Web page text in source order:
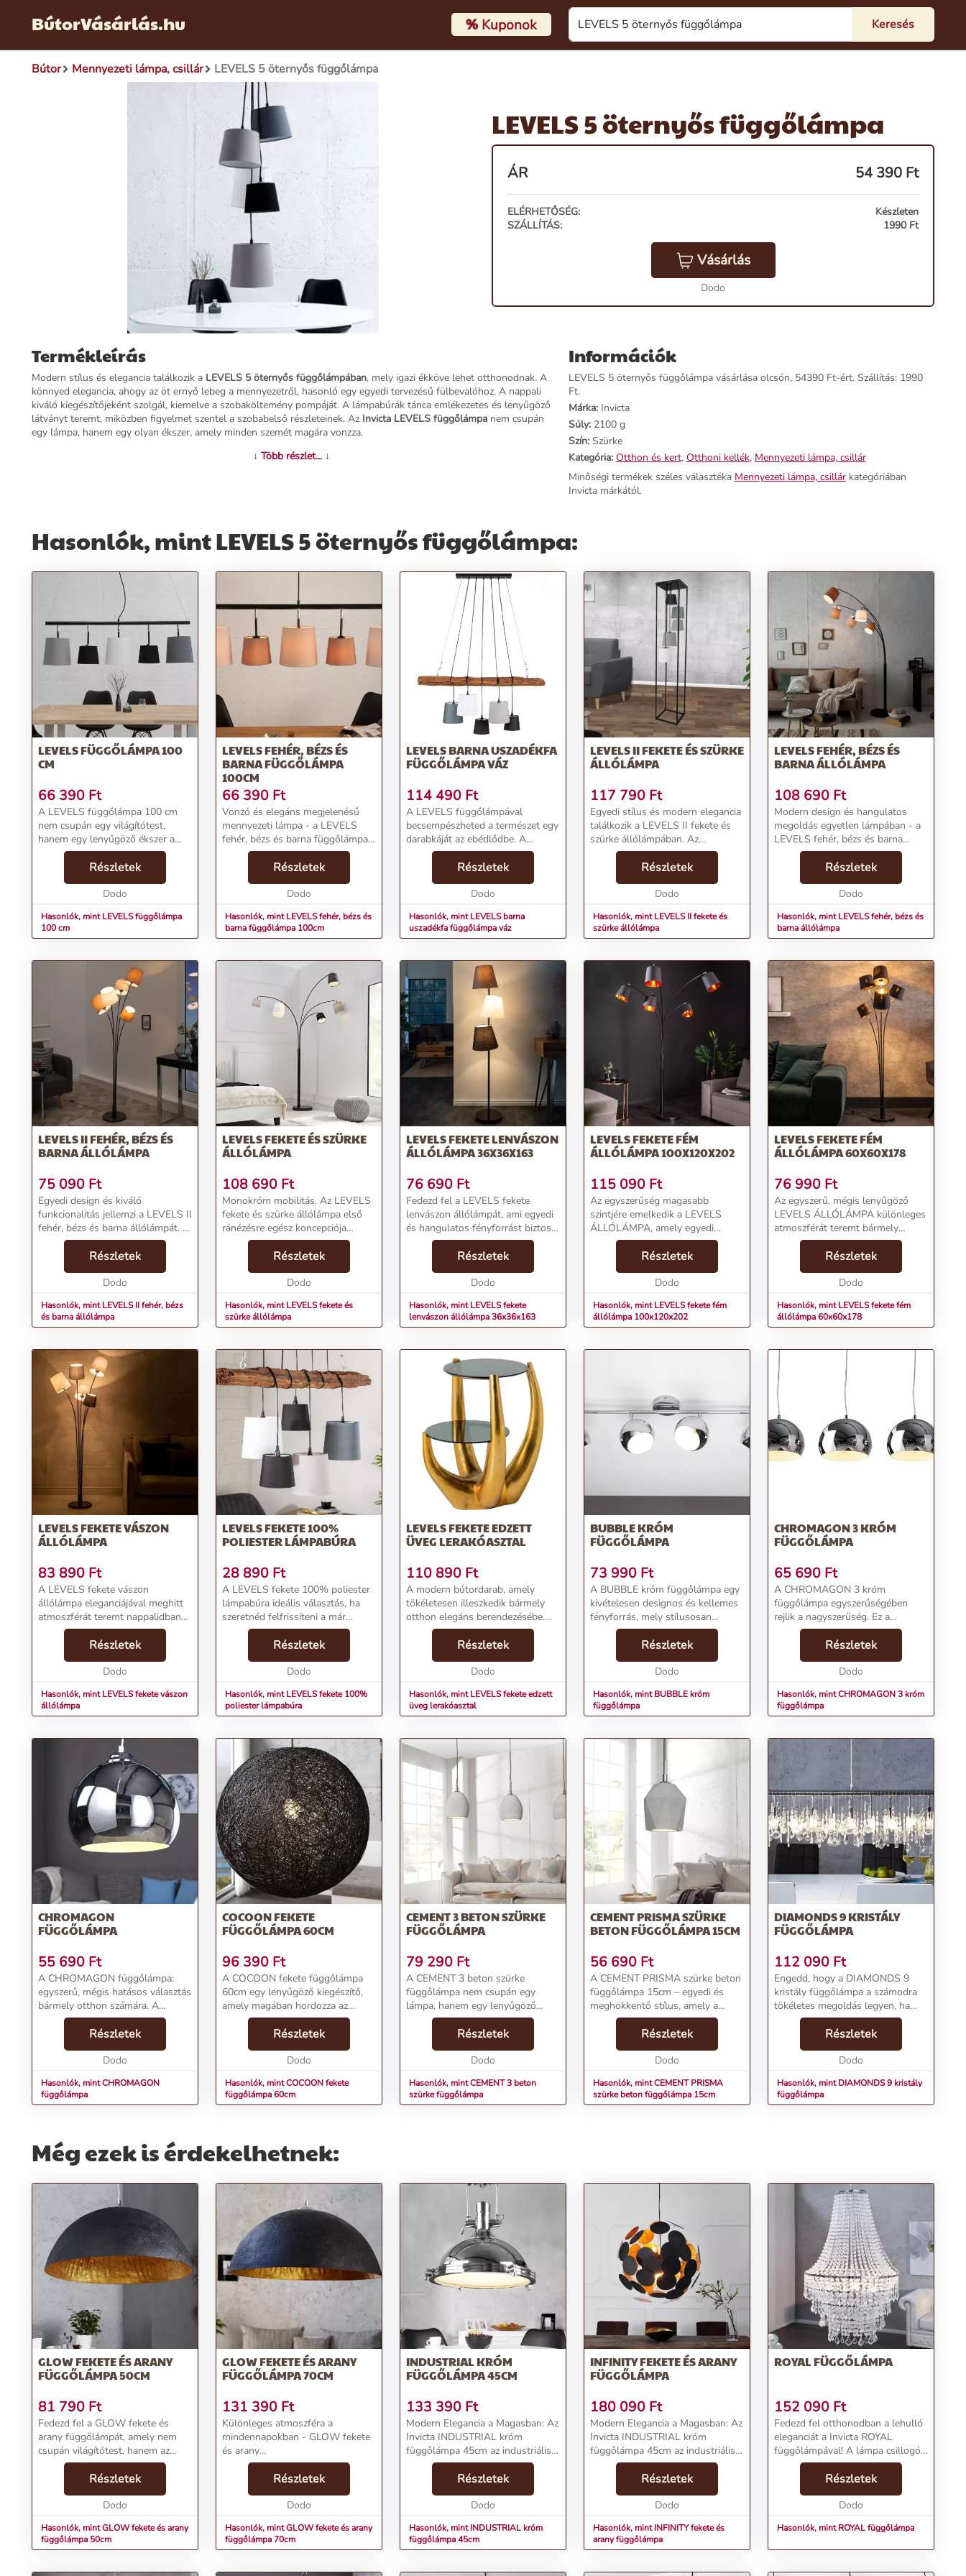
BútorVásárlás.hu %Kuponok
Bútor Mennyezeti lámpa, csillár LEVELS 5 öternyős függőlámpa
LEVELS 5 öternyős függőlámpa
ÁR 54 390 Ft
ELÉRHETŐSÉG:
Készleten
SZÁLLÍTÁS:
1990 Ft
Vásárlás
Dodo
Termékleírás
Modern stílus és elegancia találkozik a LEVELS 5 öternyős függőlámpában, mely igazi ékköve lehet otthonodnak. A
könnyed elegancia, ahogy az öt ernyő lebeg a mennyezetről, hasonló egy egyedi tervezésű fülbevalóhoz. A nappali
kiváló kiegészítőjeként szolgál, kiemelve a szobaköltemény pompáját. A lámpabúrák tánca emlékezetes és lenyűgöző
látványt teremt, miközben figyelmet szentel a szobabelső részleteinek. Az Invicta LEVELS függőlámpa nem csupán
egy lámpa, hanem egy olyan ékszer, amely minden szemét magára vonzza.
Kategória: Mennyezeti lámpa, csillár
Tömeg:2100 g
Szállítási díj:
1990 Ft
Könnyed Elegancia: A függőlámpa öt könnyű ernyője stílusosan lebeg a mennyezeten.
Látványos Megjelenés:
A lámpabúrák tánca emlékezetes vizuális élményt nyújt.
Egyedi Design:Az Invicta LEVELS függőlámpa egyedi tervezésű, otthonodat különlegessé teszi.
Rendeld meg most, és teremts lenyűgöző atmoszférát otthonodban a LEVELS függőlámpával!
További információk>>
↓ Több részlet... ↓
Információk
LEVELS 5 öternyős függőlámpa vásárlása olcsón, 54390 Ft-ért. Szállítás: 1990
Ft.
Márka:Invicta
Súly:2100 g
Szín:Szürke
Kategória: Otthon és kert, Otthoni kellék, Mennyezeti lámpa, csillár
Minőségi termékek széles választéka Mennyezeti lámpa, csillárkategóriában
Invicta márkától.
Hasonlók, mint LEVELS 5 öternyős függőlámpa:
LEVELS FÜGGŐLÁMPA 100
CM
66 390 Ft
A LEVELS függőlámpa 100 cm
nem csupán egy világítótest,
hanem egy lenyűgöző ékszer a
lakásod számára. Könnyed
eleganciájával és egyedi
tervezésével olyan, mintha egy
egyedi fülbevalót lógatnál a
Részletek
Dodo
Hasonlók, mint LEVELS függőlámpa
100 cm
LEVELS FEHÉR, BÉZS ÉS
BARNA FÜGGŐLÁMPA
100CM
66 390 Ft
Vonzó és elegáns megjelenésű
mennyezeti lámpa - a LEVELS
fehér, bézs és barna függőlámpa
100cm!Termékjellemzők:Név:
LEVELS fehér, bézs és barna
függőlámpa 100cmÁr: 56790
FtMárka: InvictaKategória: Men...
Részletek
Dodo
Hasonlók, mint LEVELS fehér, bézs és
barna függőlámpa 100cm
LEVELS BARNA USZADÉKFA
FÜGGŐLÁMPA VÁZ
114 490 Ft
A LEVELS függőlámpával
becsempészheted a természet egy
darabkáját az ebédlődbe. A
lámpatest meleg, barna árnyalatú
uszadékfából készült, mely
természetes módon minden
darabnál más és más.Kialakítása
Részletek
Dodo
Hasonlók, mint LEVELS barna
uszadékfa függőlámpa váz
LEVELS II FEKETE ÉS SZÜRKE
ÁLLÓLÁMPA
117 790 Ft
Egyedi stílus és modern elegancia
találkozik a LEVELS II fekete és
szürke állólámpában. Az
otthonodba hozza a kifinomult
kompozíció érzetét, amely
tökéletes választás a nappalitól a
hálószobáig. Az ip...
Részletek
Dodo
Hasonlók, mint LEVELS II fekete és
szürke állólámpa
LEVELS FEHÉR, BÉZS ÉS
BARNA ÁLLÓLÁMPA
108 690 Ft
Modern design és hangulatos
megoldás egyetlen lámpában - a
LEVELS fehér, bézs és barna
állólámpa!Termékjellemzők:Név:
LEVELS fehér, bézs és barna
állólámpaÁr: 93090 FtMárka:
InvictaKategória: Állólámp...
Részletek
Dodo
Hasonlók, mint LEVELS fehér, bézs és
barna állólámpa
LEVELS II FEHÉR, BÉZS ÉS
BARNA ÁLLÓLÁMPA
75 090 Ft
Egyedi design és kiváló
funkcionalitás jellemzi a LEVELS II
fehér, bézs és barna állólámpát. A
modern koncepció és a
színpompás búrák egyedülálló
atmoszférát varázsolnak
otthonodba. A lámpa kivételes ...
Részletek
Dodo
Hasonlók, mint LEVELS II fehér, bézs
és barna állólámpa
LEVELS FEKETE ÉS SZÜRKE
ÁLLÓLÁMPA
108 690 Ft
Monokróm mobilitás. Az LEVELS
fekete és szürke állólámpa első
ránézésre egész koncepciója
modern, a fekete, szürke és fehér
búrái pedig igazán divatos külsőt
kölcsönöznek a lámpának. Fekete
Részletek
Dodo
Hasonlók, mint LEVELS fekete és
szürke állólámpa
LEVELS FEKETE LENVÁSZON
ÁLLÓLÁMPA 36X36X163
76 690 Ft
Fedezd fel a LEVELS fekete
lenvászon állólámpát, ami egyedi
és hangulatos fényforrást biztosít
otthonodnak!Termékjellemzők:Név:
LEVELS fekete lenvászon
állólámpa 36x36x163Ár: 65,690
FtMárka: InvictaKa...
Részletek
Dodo
Hasonlók, mint LEVELS fekete
lenvászon állólámpa 36x36x163
LEVELS FEKETE FÉM
ÁLLÓLÁMPA 100X120X202
115 090 Ft
Az egyszerűség magasabb
szintjére emelkedik a LEVELS
ÁLLÓLÁMPA, amely egyedi
módon hoz fényt bármely
nappaliba. Az ötágú fekete
lámpatest öt különböző
lámpaernyővel rendelkezik,
Részletek
Dodo
Hasonlók, mint LEVELS fekete fém
állólámpa 100x120x202
LEVELS FEKETE FÉM
ÁLLÓLÁMPA 60X60X178
76 990 Ft
Az egyszerű, mégis lenyűgöző
LEVELS ÁLLÓLÁMPA különleges
atmoszférát teremt bármely
nappaliban. Az ötágú fekete
lámpatestet öt különböző
lámpaernyő három különböző
méretben teszi hangulatossá,
Részletek
Dodo
Hasonlók, mint LEVELS fekete fém
állólámpa 60x60x178
LEVELS FEKETE VÁSZON
ÁLLÓLÁMPA
83 890 Ft
A LEVELS fekete vászon
állólámpa eleganciájával meghitt
atmoszférát teremt nappalidban
vagy étkeződben. A virágcsokor
formájú kialakításának és
visszafogott fekete színének
köszönhetően könnyedén ille...
Részletek
Dodo
Hasonlók, mint LEVELS fekete vászon
állólámpa
LEVELS FEKETE 100%
POLIESTER LÁMPABÚRA
28 890 Ft
A LEVELS fekete 100% poliester
lámpabúra ideális választás, ha
szeretnéd felfrissíteni a már
meglévő LEVELS függőlámpádat.
A szettben található fekete, fehér
és középszürke színű búrák
kifinomult megj...
Részletek
Dodo
Hasonlók, mint LEVELS fekete 100%
poliester lámpabúra
LEVELS FEKETE EDZETT
ÜVEG LERAKÓASZTAL
110 890 Ft
A modern bútordarab, amely
tökéletesen illeszkedik bármely
otthon elegáns berendezésébe.
Két, különböző magasságban
elhelyezkedő üveglapja kiváló
lehetőséget nyújt a különféle
dekorációs tárgyak, mint...
Részletek
Dodo
Hasonlók, mint LEVELS fekete edzett
üveg lerakóasztal
BUBBLE KRÓM
FÜGGŐLÁMPA
73 990 Ft
A BUBBLE króm függőlámpa egy
kivételesen designos és kellemes
fényforrás, mely stílusosan
megvilágítja otthonodat. Az
elegáns krómozott
felfüggesztésen négy
buborékfényforrás található,
Részletek
Dodo
Hasonlók, mint BUBBLE króm
függőlámpa
CHROMAGON 3 KRÓM
FÜGGŐLÁMPA
65 690 Ft
A CHROMAGON 3 króm
függőlámpa egyszerűségében
rejlik a nagyszerűség. Ez a
függőlámparendszer ideális
választás olyan környezetekbe,
ahol szolid, mégis mutatós
Részletek
Dodo
Hasonlók, mint CHROMAGON 3 króm
függőlámpa
CHROMAGON
FÜGGŐLÁMPA
55 690 Ft
A CHROMAGON függőlámpa:
egyszerű, mégis hatásos választás
bármely otthon számára. A
minimalista dizájn és az elegáns
ezüst színű kivitel teszi
tökéletessé a tér megvilágítását,
miközben szemet gyönyör...
Részletek
Dodo
Hasonlók, mint CHROMAGON
függőlámpa
COCOON FEKETE
FÜGGŐLÁMPA 60CM
96 390 Ft
A COCOON fekete függőlámpa
60cm egy lenyűgöző kiegészítő,
amely magában hordozza az
egyediség és a dizájn
tökéletességét. Azok számára,
akiknek hiányzik a „csináld
magad” tapasztalata, ez a lámpa
Részletek
Dodo
Hasonlók, mint COCOON fekete
függőlámpa 60cm
CEMENT 3 BETON SZÜRKE
FÜGGŐLÁMPA
79 290 Ft
A CEMENT 3 beton szürke
függőlámpa nem csupán egy
lámpa, hanem egy lenyűgöző
design-kiegészítő, mely magával
ragadóan megtöri a megszokott
lámpák egyhangúságát. Az
egyedileg készült csillár három
Részletek
Dodo
Hasonlók, mint CEMENT 3 beton
szürke függőlámpa
CEMENT PRISMA SZÜRKE
BETON FÜGGŐLÁMPA 15CM
56 690 Ft
A CEMENT PRISMA szürke beton
függőlámpa 15cm – egyedi és
meghökkentő stílus, amely a
lakásodba egy új dimenziót hoz.
Az anyagok izgalmas
kombinációjával készült lámpa
egyedi megjelenésével és divatos
Részletek
Dodo
Hasonlók, mint CEMENT PRISMA
szürke beton függőlámpa 15cm
DIAMONDS 9 KRISTÁLY
FÜGGŐLÁMPA
112 090 Ft
Engedd, hogy a DIAMONDS 9
kristály függőlámpa a számodra
tökéletes megoldás legyen, ha
elegáns és luxus hangulatot
szeretnél teremteni otthonodban.
Ez a mennyezeti lámpa, vagy
csillár, nem csupán vilá...
Részletek
Dodo
Hasonlók, mint DIAMONDS 9 kristály
függőlámpa
Még ezek is érdekelhetnek:
GLOW FEKETE ÉS ARANY
FÜGGŐLÁMPA 50CM
81 790 Ft
Fedezd fel a GLOW fekete és
arany függőlámpát, amely nem
csupán világítótest, hanem az
otthonod egyedi stílusának
kifejezője is. Hozd be a
természetes fény varázsát
mindennapi életedbe ezzel a dizájn
Részletek
Dodo
Hasonlók, mint GLOW fekete és arany
függőlámpa 50cm
GLOW FEKETE ÉS ARANY
FÜGGŐLÁMPA 70CM
131 390 Ft
Különleges atmoszféra a
mindennapokban - GLOW fekete
és arany
függőlámpa.Termékjellemzők:Név:
GLOW fekete és arany
függőlámpa 70cmÁr: 112490
FtMárka: InvictaKategória:
Részletek
Dodo
Hasonlók, mint GLOW fekete és arany
függőlámpa 70cm
INDUSTRIAL KRÓM
FÜGGŐLÁMPA 45CM
133 390 Ft
Modern Elegancia a Magasban: Az
Invicta INDUSTRIAL króm
függőlámpa 45cm az industriális
design és a funkcionalitás
tökéletes ötvözetét kínálja,
feldobja otthonod vagy irodád
stílusát.Termékjellemzők:N...
Részletek
Dodo
Hasonlók, mint INDUSTRIAL króm
függőlámpa 45cm
INFINITY FEKETE ÉS ARANY
FÜGGŐLÁMPA
180 090 Ft
Modern Elegancia a Magasban: Az
Invicta INDUSTRIAL króm
függőlámpa 45cm az industriális
design és a funkcionalitás
tökéletes ötvözetét kínálja,
feldobja otthonod vagy irodád
stílusát.Termékjellemzők:N...
Részletek
Dodo
Hasonlók, mint INFINITY fekete és
arany függőlámpa
ROYAL FÜGGŐLÁMPA
152 090 Ft
Fedezd fel otthonodban a lehulló
eleganciát a Invicta ROYAL
függőlámpával! A lámpa csillogó
akril prizmái szikrázó fényt
varázsolnak, miközben hatalmas
barokkos formája romantikus
vintage hangulatot á...
Részletek
Dodo
Hasonlók, mint ROYAL függőlámpa